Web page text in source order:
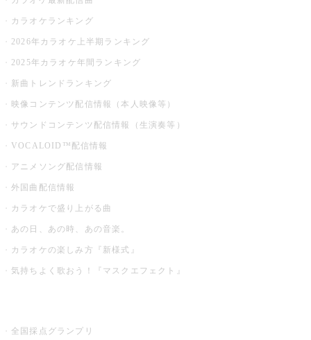
カラオケランキング
2026年カラオケ上半期ランキング
2025年カラオケ年間ランキング
新曲トレンドランキング
映像コンテンツ配信情報（本人映像等）
サウンドコンテンツ配信情報（生演奏等）
VOCALOID™配信情報
アニメソング配信情報
外国曲配信情報
カラオケで盛り上がる曲
あの日、あの時、あの音楽。
カラオケの楽しみ方『新様式』
気持ちよく歌おう！『マスクエフェクト』
全国採点グランプリ